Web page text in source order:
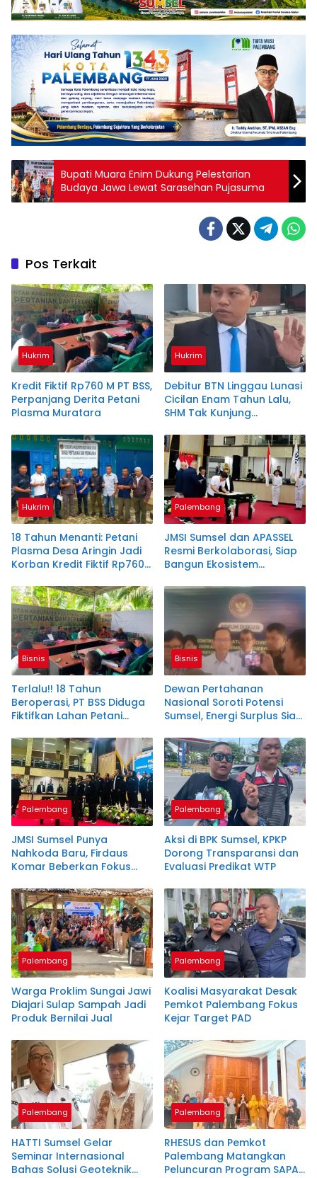
Bupati Muara Enim Dukung Pelestarian
Budaya Jawa Lewat Sarasehan Pujasuma
Pos Terkait
Hukrim
Kredit Fiktif Rp760 M PT BSS,
Perpanjang Derita Petani
Plasma Muratara
Hukrim
Debitur BTN Linggau Lunasi
Cicilan Enam Tahun Lalu,
SHM Tak Kunjung
Hukrim
18 Tahun Menanti: Petani
Plasma Desa Aringin Jadi
Korban Kredit Fiktif Rp760
Palembang
JMSI Sumsel dan APASSEL
Resmi Berkolaborasi, Siap
Bangun Ekosistem
Profesional
Bisnis
Terlalu!! 18 Tahun
Beroperasi, PT BSS Diduga
Fiktifkan Lahan Petani
Bisnis
Dewan Pertahanan
Nasional Soroti Potensi
Sumsel, Energi Surplus Siap
Palembang
JMSI Sumsel Punya
Nahkoda Baru, Firdaus
Komar Beberkan Fokus
Palembang
Aksi di BPK Sumsel, KPKP
Dorong Transparansi dan
Evaluasi Predikat WTP
Palembang
Warga Proklim Sungai Jawi
Diajari Sulap Sampah Jadi
Produk Bernilai Jual
Palembang
Koalisi Masyarakat Desak
Pemkot Palembang Fokus
Kejar Target PAD
Palembang
HATTI Sumsel Gelar
Seminar Internasional
Bahas Solusi Geoteknik
Palembang
RHESUS dan Pemkot
Palembang Matangkan
Peluncuran Program SAPA